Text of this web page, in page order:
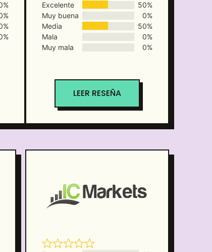
Excelente
50%
Muy buena
0%
Media
50%
Mala
0%
Muy mala
0%
LEER RESEÑA